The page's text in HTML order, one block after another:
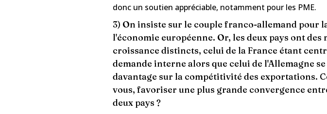
donc un soutien appréciable, notamment pour les PME.
3) On insiste sur le couple franco-allemand pour
l'économie européenne. Or, les deux pays ont des
croissance distincts, celui de la France étant
demande interne alors que celui de l'Allemagne
davantage sur la compétitivité des exportations.
vous, favoriser une plus grande convergence
deux pays ?